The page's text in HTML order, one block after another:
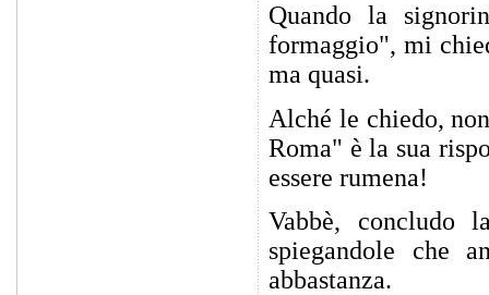
Quando la
formaggio", mi
ma quasi.
Alché le chiedo,
Roma" è la sua
essere rumena!
Vabbè, concludo
spiegandole che
abbastanza.